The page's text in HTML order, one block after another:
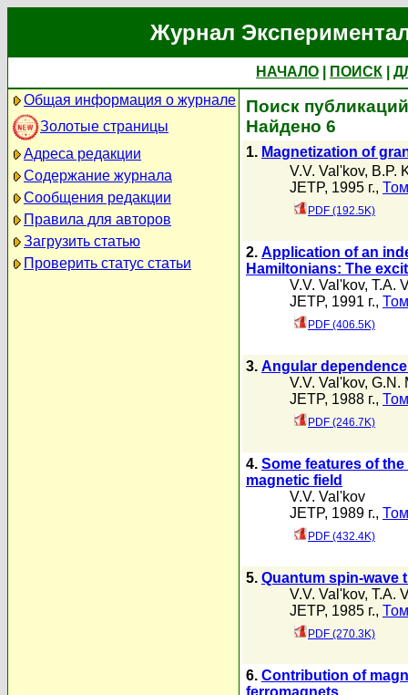
Журнал
НАЧАЛО ПОИСК
Общая информация о журнале
Золотые страницы
Адреса редакции
Содержание журнала
Сообщения редакции
Правила для авторов
Загрузить статью
Проверить статус статьи
Поиск
Найдено 6
1. Magnetization of
V.V. Val'kov, B.P.
JETP, 1995 г.,
PDF (192.5K)
2. Application of an
Hamiltonians: The
V.V. Val'kov, T.A.
JETP, 1991 г.,
PDF (406.5K)
3. Angular
V.V. Val'kov, G.N.
JETP, 1988 г.,
PDF (246.7K)
4. Some features of
magnetic field
V.V. Val'kov
JETP, 1989 г.,
PDF (432.4K)
5. Quantum spin-wave
V.V. Val'kov, T.A.
JETP, 1985 г.,
PDF (270.3K)
6. Contribution of
ferromagnets